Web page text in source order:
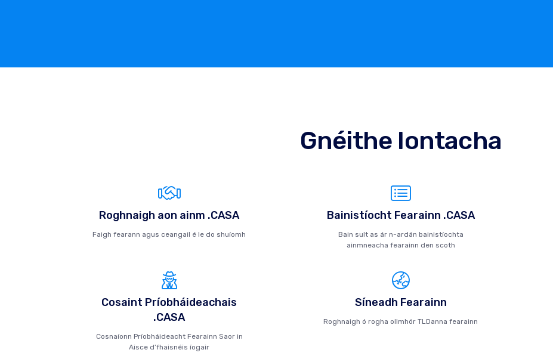
Gnéithe Iontacha
Roghnaigh aon ainm .CASA
Faigh fearann ​​agus ceangail é le do shuíomh
Bainistíocht Fearainn .CASA
Bain sult as ár n-ardán bainistíochta
ainmneacha fearainn den scoth
Cosaint Príobháideachais
.CASA
Cosnaíonn Príobháideacht Fearainn Saor in
Aisce d’fhaisnéis íogair
Síneadh Fearainn
Roghnaigh ó rogha ollmhór TLDanna fearainn